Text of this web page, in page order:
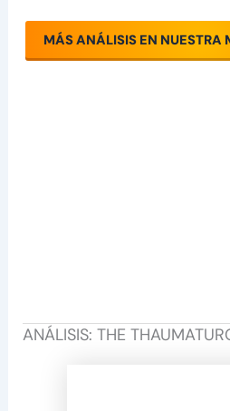
MÁS ANÁLISIS EN NUESTRA
ANÁLISIS: THE